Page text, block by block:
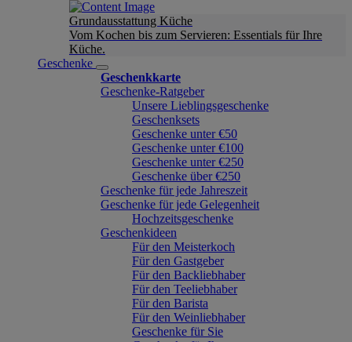
Grundausstattung Küche
Vom Kochen bis zum Servieren: Essentials für Ihre
Küche.
Geschenke
Geschenkkarte
Geschenke-Ratgeber
Unsere Lieblingsgeschenke
Geschenksets
Geschenke unter €50
Geschenke unter €100
Geschenke unter €250
Geschenke über €250
Geschenke für jede Jahreszeit
Geschenke für jede Gelegenheit
Hochzeitsgeschenke
Geschenkideen
Für den Meisterkoch
Für den Gastgeber
Für den Backliebhaber
Für den Teeliebhaber
Für den Barista
Für den Weinliebhaber
Geschenke für Sie